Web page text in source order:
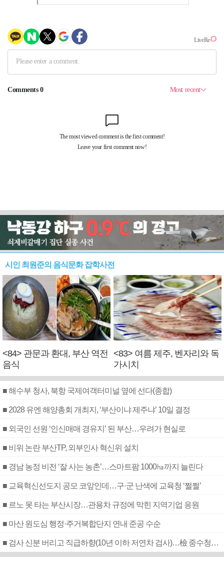
시인 최원준의 음식문화 잡학사전
<84> 관문과 환대, 부산 역전
음식
<83> 여름 제주, 벤자리와 독
가시치
■ 해수부 청사, 북항 국제여객터미널 옆에 선다(종합)
■ 2028 유엔 해양총회 개최지, ‘부산이냐 제주냐’ 10일 결정
■ 외국인 선원 ‘인신매매 경유지’ 된 부산…우려가 현실로
■ 비위 논란 부산TP, 외부인사 혁신위 설치
■ 경남 농정 비전 ‘잘 사는 농촌’…스마트팜 1000㏊까지 늘린다
■ 교육혁신선도지 공모 코앞인데…구·군 난색에 교육청 ‘쩔쩔’
■ 르노 못 타는 부산시장…관용차 규정에 막힌 지역기업 응원
■ 마산 원도심 행정·주거복합단지 연내 준공 수순
■ 검사 신분 버리고 직급하향(10년 이하 저연차 검사)…檢 중수청행 기피